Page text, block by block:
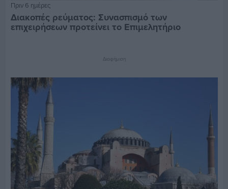
Πριν 6 ημέρες
Διακοπές ρεύματος: Συνασπισμό των
επιχειρήσεων προτείνει το Επιμελητήριο
Διαφήμιση